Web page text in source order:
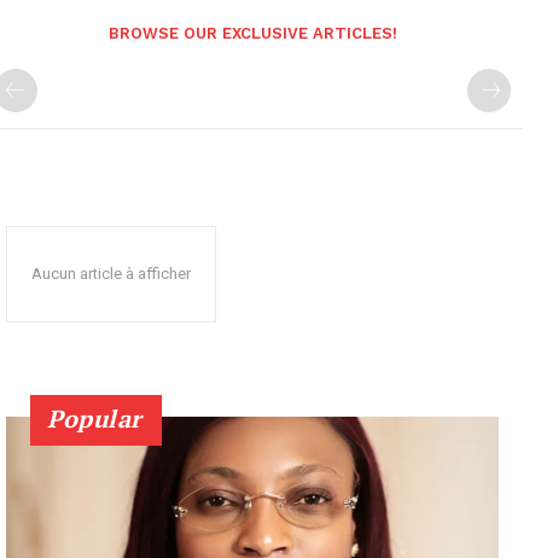
BROWSE OUR EXCLUSIVE ARTICLES!
Aucun article à afficher
Popular